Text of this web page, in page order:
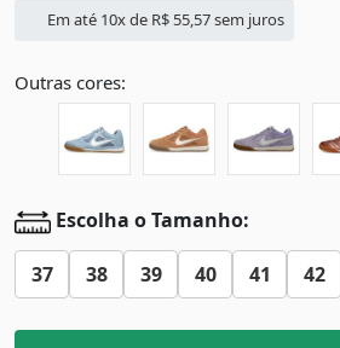
Em até 10x de R$ 55,57sem juros
Outras cores:
Escolha o Tamanho:
37 38 39 40 41 42